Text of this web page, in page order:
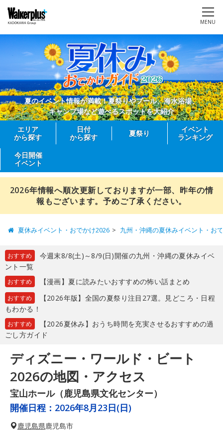
MENU
夏のイベント情報が満載！夏祭りやプール、海水浴場、
キャンプ場など遊べるスポットを大紹介
エリア
から探す
日付
から探す
夏祭り
イベント
ランキング
今日開催
イベント
2026年情報へ順次更新しておりますが一部、昨年の情
報もございます。予めご了承ください。
夏休みイベント・おでかけ2026 九州・沖縄の夏休みイベント・お
おすすめ
今週末8/8(土)～8/9(日)開催の九州・沖縄の夏休みイベ
ント一覧
おすすめ 【漫画】夏に読みたいおすすめの怖い話まとめ
おすすめ
【2026年版】全国の夏祭り注目27選。見どころ・日程
もわかる！
おすすめ
【2026夏休み】おうち時間を充実させるおすすめの過
ごし方ガイド
ディズニー・ワールド・ビート
2026の地図・アクセス
宝山ホール（鹿児島県文化センター）
開催日程： 2026年8月23日(日)
鹿児島県鹿児島市